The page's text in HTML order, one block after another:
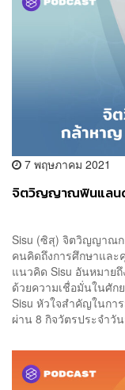
7 พฤษภาคม 2021
จิตวิญญาณฟินแลนด์
Sisu (ซิสุ) จิตวิญญาณ
คนคิดถึงการศึกษาแล
แนวคิด Sisu อันหมาย
ด้วยความเชื่อมั่นในศัก
Sisu หัวใจสำคัญในกา
ผ่าน 8 กิจวัตรประจำวั